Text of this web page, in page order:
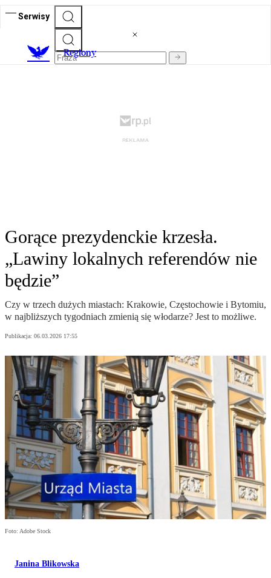
Serwisy
Regiony
Gorące prezydenckie krzesła.
„Lawiny lokalnych referendów nie
będzie”
Czy w trzech dużych miastach: Krakowie, Częstochowie i Bytomiu,
w najbliższych tygodniach zmienią się włodarze? Jest to możliwe.
Publikacja: 06.03.2026 17:55
Foto: Adobe Stock
Janina Blikowska